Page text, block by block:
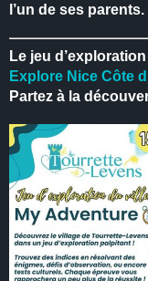
l’un de ses parents.
Le jeu
Explore Nice Côte
Partez à la